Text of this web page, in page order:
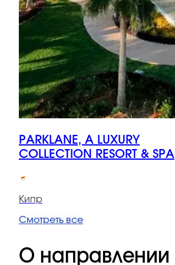
PARKLANE, A LUXURY
COLLECTION RESORT & SPA
Кипр
Смотреть все
О направлении